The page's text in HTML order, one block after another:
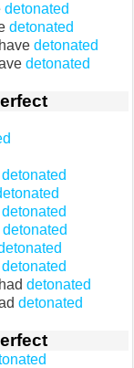
detonated
detonated
detonated
detonated
detonated
detonated
detonated
detonated
detonated
detonated